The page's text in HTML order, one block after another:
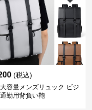
(税込)
容量メンズリュック ビジ
勤用背負い鞄